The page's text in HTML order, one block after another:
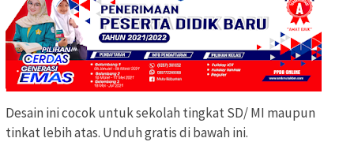
Desain ini cocok untuk sekolah tingkat SD/ MI maupun
tinkat lebih atas. Unduh gratis di bawah ini.